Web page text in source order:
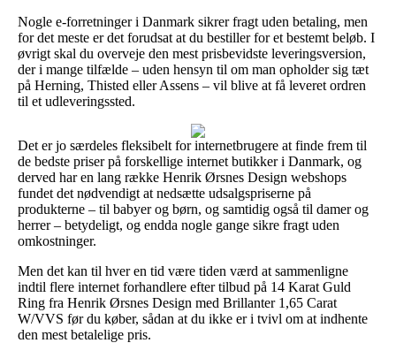
Nogle e-forretninger i Danmark sikrer fragt uden betaling, men
for det meste er det forudsat at du bestiller for et bestemt beløb. I
øvrigt skal du overveje den mest prisbevidste leveringsversion,
der i mange tilfælde – uden hensyn til om man opholder sig tæt
på Herning, Thisted eller Assens – vil blive at få leveret ordren
til et udleveringssted.
Det er jo særdeles fleksibelt for internetbrugere at finde frem til
de bedste priser på forskellige internet butikker i Danmark, og
derved har en lang række Henrik Ørsnes Design webshops
fundet det nødvendigt at nedsætte udsalgspriserne på
produkterne – til babyer og børn, og samtidig også til damer og
herrer – betydeligt, og endda nogle gange sikre fragt uden
omkostninger.
Men det kan til hver en tid være tiden værd at sammenligne
indtil flere internet forhandlere efter tilbud på 14 Karat Guld
Ring fra Henrik Ørsnes Design med Brillanter 1,65 Carat
W/VVS før du køber, sådan at du ikke er i tvivl om at indhente
den mest betalelige pris.